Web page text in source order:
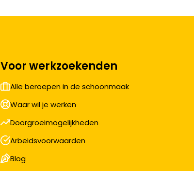
Voor werkzoekenden
Alle beroepen in de schoonmaak
Waar wil je werken
Doorgroeimogelijkheden
Arbeidsvoorwaarden
Blog